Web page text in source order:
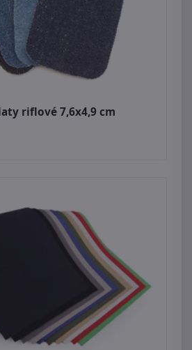
riflové 7,6x4,9 cm